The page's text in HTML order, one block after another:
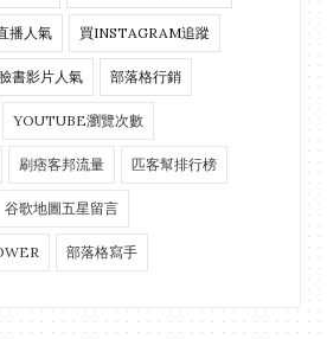
播人氣 買INSTAGRAM追蹤
書影片人氣 部落格行銷
YOUTUBE瀏覽次數
刷痞客邦流量 匹客幫排行榜
谷歌地圖五星留言
部落格寫手